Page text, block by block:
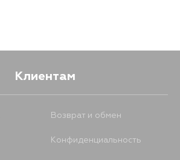
Клиентам
Возврат и обмен
Конфиденциальность